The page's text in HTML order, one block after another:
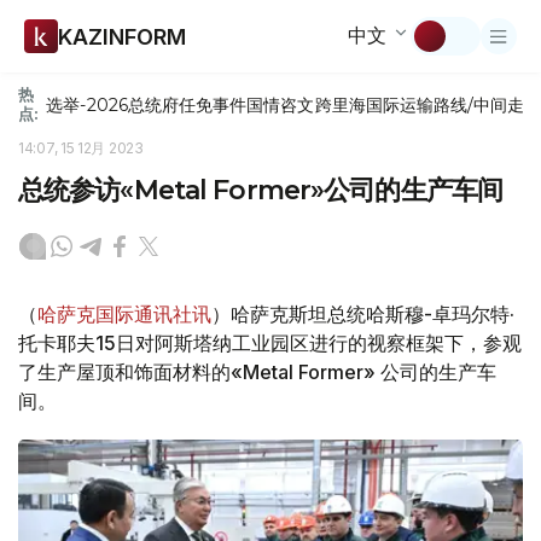
KAZINFORM 中文
热
点: 选举-2026总统府任免事件国情咨文跨里海国际运输路线/中间走廊
14:07, 15 12月 2023
总统参访«Metal Former»公司的生产车间
（哈萨克国际通讯社讯）哈萨克斯坦总统哈斯穆-卓玛尔特·
托卡耶夫15日对阿斯塔纳工业园区进行的视察框架下，参观
了生产屋顶和饰面材料的«Metal Former» 公司的生产车
间。